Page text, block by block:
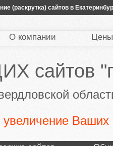
(раскрутка) сайтов в
О компании Цены
сайтов
Ваших